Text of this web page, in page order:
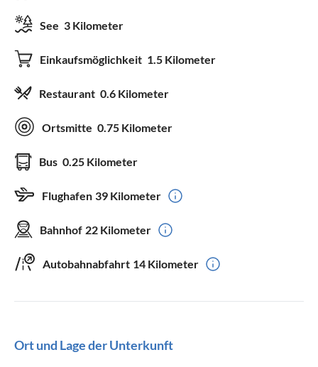
See 3 Kilometer
Einkaufsmöglichkeit 1.5 Kilometer
Restaurant 0.6 Kilometer
Ortsmitte 0.75 Kilometer
Bus 0.25 Kilometer
Flughafen 39 Kilometer
Bahnhof 22 Kilometer
Autobahnabfahrt 14 Kilometer
Ort und Lage der Unterkunft